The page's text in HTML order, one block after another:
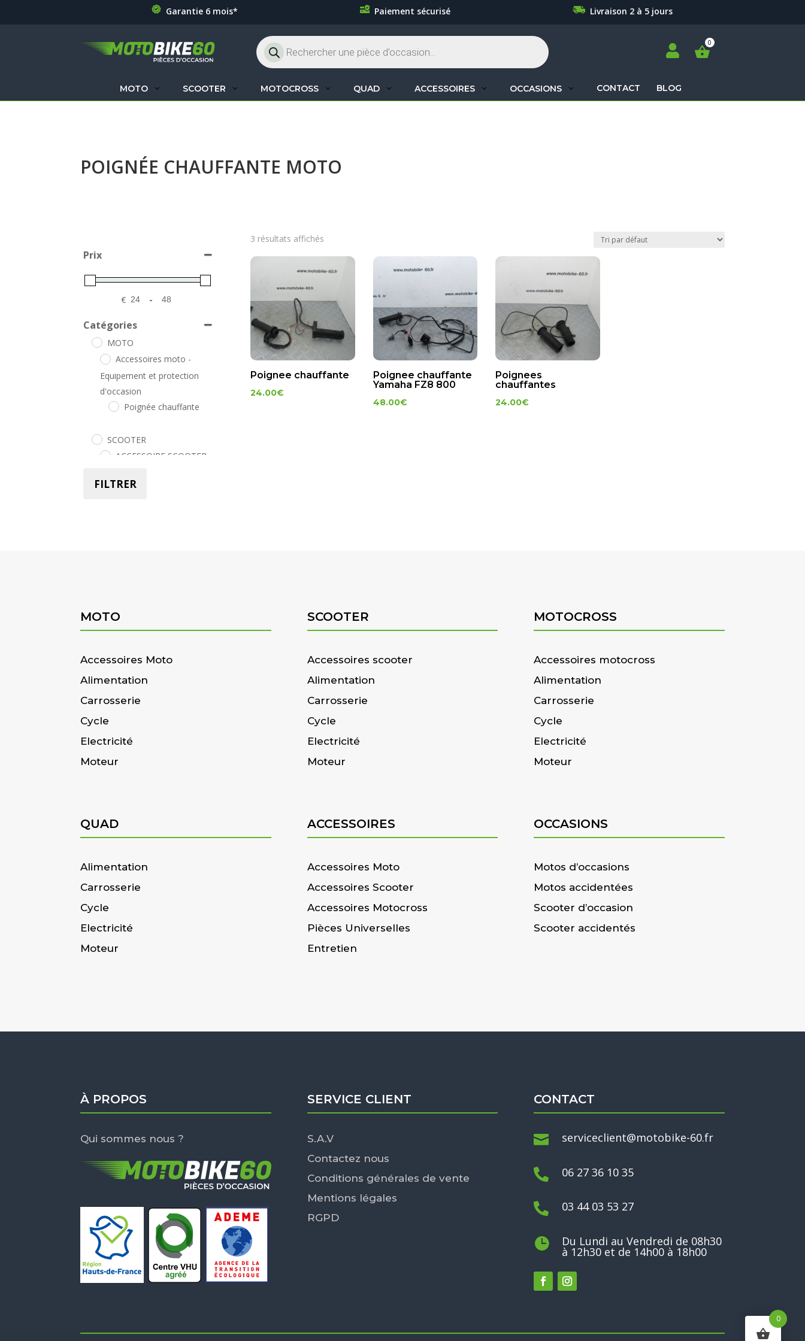
Garantie 6 mois* Paiement sécurisé Livraison 2 à 5 jours
Recherche
de
produits

MOTO SCOOTER MOTOCROSS QUAD ACCESSOIRES OCCASIONS CONTACT BLOG
POIGNÉE CHAUFFANTE MOTO
Prix
€
Minimum Price
-
Maximum Price
Catégories
MOTO
Accessoires moto -
Equipement et protection
d'occasion
Poignée chauffante
SCOOTER
ACCESSOIRE SCOOTER
FILTRER
3 résultats affichés
Poignee chauffante
24.00€
Poignee chauffante
Yamaha FZ8 800
48.00€
Poignees
chauffantes
24.00€
MOTO
Accessoires Moto
Alimentation
Carrosserie
Cycle
Electricité
Moteur
SCOOTER
Accessoires scooter
Alimentation
Carrosserie
Cycle
Electricité
Moteur
MOTOCROSS
Accessoires motocross
Alimentation
Carrosserie
Cycle
Electricité
Moteur
QUAD
Alimentation
Carrosserie
Cycle
Electricité
Moteur
ACCESSOIRES
Accessoires Moto
Accessoires Scooter
Accessoires Motocross
Pièces Universelles
Entretien
OCCASIONS
Motos d’occasions
Motos accidentées
Scooter d’occasion
Scooter accidentés
À PROPOS
Qui sommes nous ?
SERVICE CLIENT
S.A.V
Contactez nous
Conditions générales de vente
Mentions légales
RGPD
CONTACT
 serviceclient@motobike-60.fr
 06 27 36 10 35
 03 44 03 53 27
 Du Lundi au Vendredi de 08h30
à 12h30 et de 14h00 à 18h00
0